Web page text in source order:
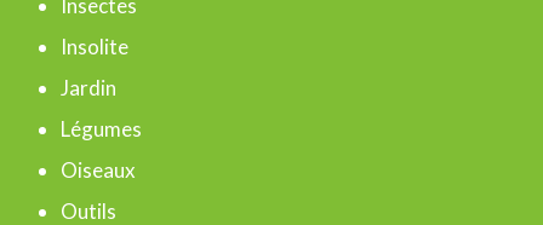
Insectes
Insolite
Jardin
Légumes
Oiseaux
Outils